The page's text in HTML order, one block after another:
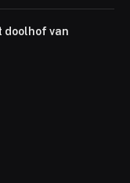
doolhof van